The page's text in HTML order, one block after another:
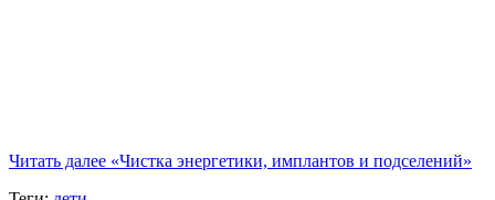
Читать далее «Чистка энергетики, имплантов и подселений»